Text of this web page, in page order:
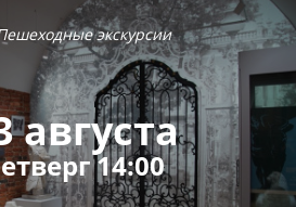
экскурсии
августа
14:00